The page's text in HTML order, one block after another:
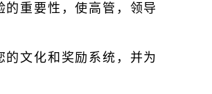
重要性，使高管，领导
文化和奖励系统，并为